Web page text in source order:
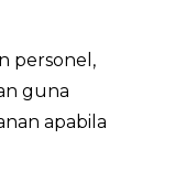
personel,
guna
apabila